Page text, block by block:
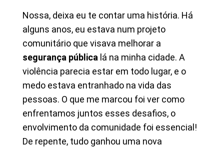
Nossa, deixa eu te contar uma história. Há
alguns anos, eu estava num projeto
comunitário que visava melhorar a
segurança pública lá na minha cidade. A
violência parecia estar em todo lugar, e o
medo estava entranhado na vida das
pessoas. O que me marcou foi ver como
enfrentamos juntos esses desafios, o
envolvimento da comunidade foi essencial!
De repente, tudo ganhou uma nova